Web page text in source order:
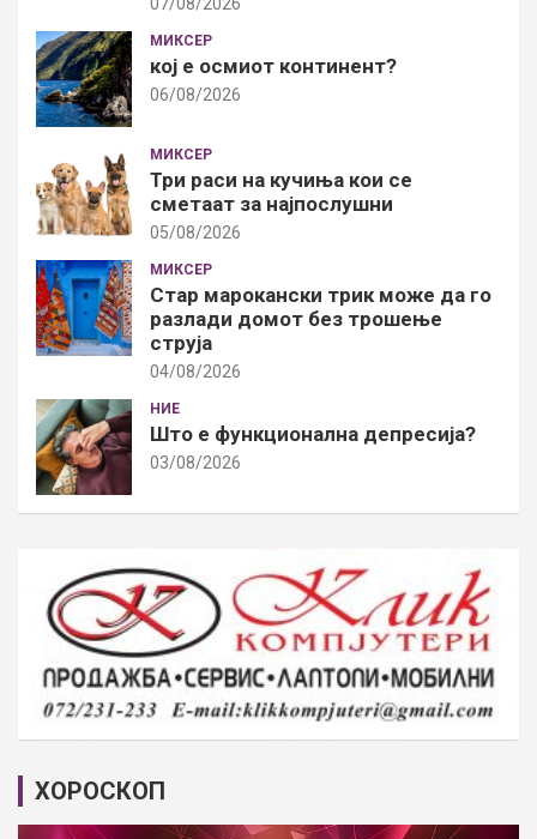
МИКСЕР
кој е осмиот континент?
06/08/2026
МИКСЕР
Три раси на кучиња кои се
сметаат за најпослушни
05/08/2026
МИКСЕР
Стар марокански трик може да го
разлади домот без трошење
струја
04/08/2026
НИЕ
Што е функционална депресија?
03/08/2026
ХОРОСКОП